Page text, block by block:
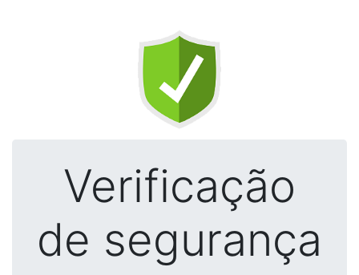
Verificação
de segurança